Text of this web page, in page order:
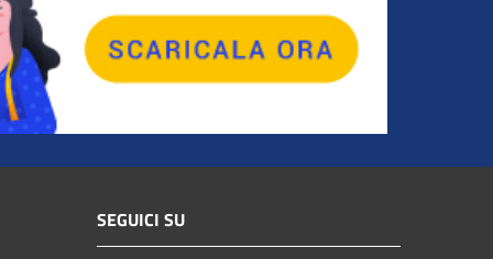
SEGUICI SU